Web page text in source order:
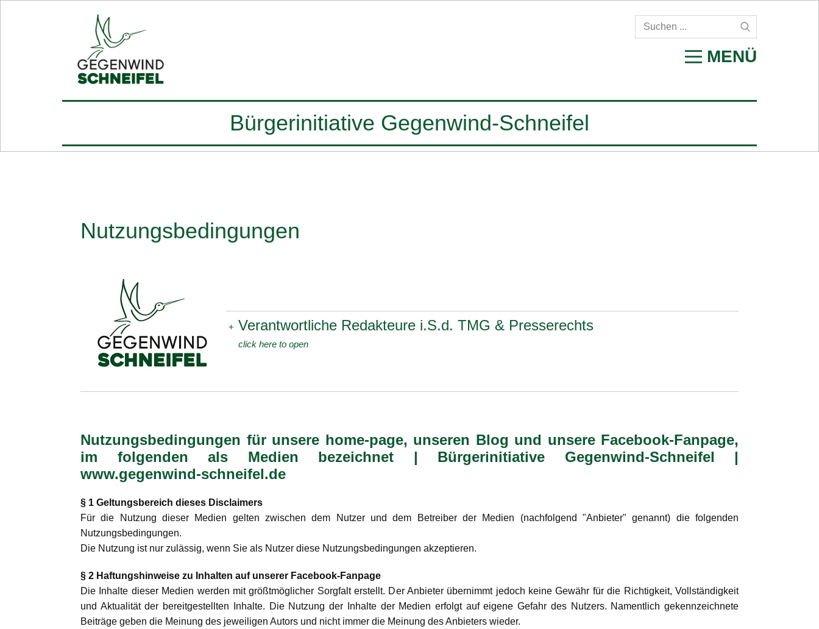
MENÜ
Bürgerinitiative Gegenwind-Schneifel
Nutzungsbedingungen
+ Verantwortliche Redakteure i.S.d. TMG & Presserechts
click here to open
Nutzungsbedingungen für unsere home-page, unseren Blog und unsere Facebook-Fanpage,
im folgenden als Medien bezeichnet | Bürgerinitiative Gegenwind-Schneifel |
www.gegenwind-schneifel.de
§ 1 Geltungsbereich dieses Disclaimers
Für die Nutzung dieser Medien gelten zwischen dem Nutzer und dem Betreiber der Medien (nachfolgend "Anbieter" genannt) die folgenden
Nutzungsbedingungen.
Die Nutzung ist nur zulässig, wenn Sie als Nutzer diese Nutzungsbedingungen akzeptieren.
§ 2 Haftungshinweise zu Inhalten auf unserer Facebook-Fanpage
Die Inhalte dieser Medien werden mit größtmöglicher Sorgfalt erstellt. Der Anbieter übernimmt jedoch keine Gewähr für die Richtigkeit, Vollständigkeit
und Aktualität der bereitgestellten Inhalte. Die Nutzung der Inhalte der Medien erfolgt auf eigene Gefahr des Nutzers. Namentlich gekennzeichnete
Beiträge geben die Meinung des jeweiligen Autors und nicht immer die Meinung des Anbieters wieder.